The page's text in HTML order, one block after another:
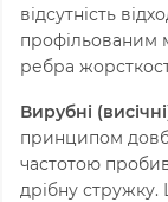
відсутність
профільованим
ребра
Вирубні
принципом
частотою
дрібну стружку.